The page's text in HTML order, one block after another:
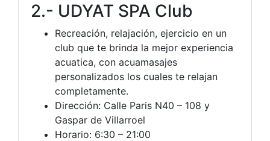
2.- UDYAT SPA Club
Recreación, relajación, ejercicio en un
club que te brinda la mejor experiencia
acuatica, con acuamasajes
personalizados los cuales te relajan
completamente.
Dirección: Calle Paris N40 – 108 y
Gaspar de Villarroel
Horario: 6:30 – 21:00